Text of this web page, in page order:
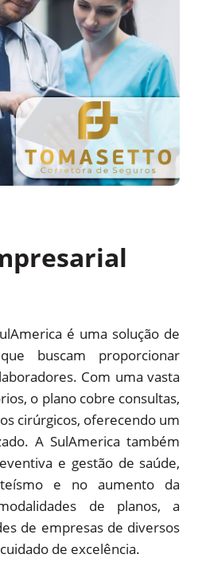
é uma solução de
buscam proporcionar
Com uma vasta
o plano cobre consultas,
cirúrgicos, oferecendo um
A SulAmerica também
e gestão de saúde,
e no aumento da
de planos, a
de empresas de diversos
de excelência.